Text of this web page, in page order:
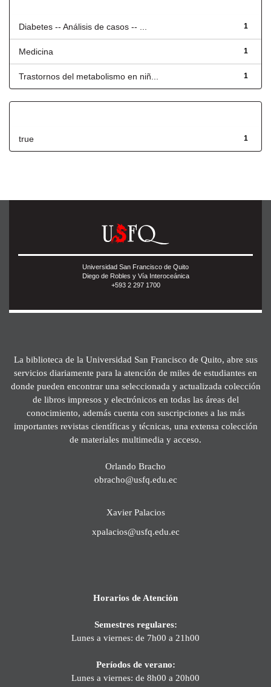
1
Diabetes -- Análisis de casos -- ...
1
Medicina
1
Trastornos del metabolismo en niñ...
1
true
Universidad San Francisco de Quito
Diego de Robles y Vía Interoceánica
+593 2 297 1700
La biblioteca de la Universidad San Francisco de Quito, abre sus
servicios diariamente para la atención de miles de estudiantes en
donde pueden encontrar una seleccionada y actualizada colección
de libros impresos y electrónicos en todas las áreas del
conocimiento, además cuenta con suscripciones a las más
importantes revistas científicas y técnicas, una extensa colección
de materiales multimedia y acceso.
Orlando Bracho
obracho@usfq.edu.ec
Xavier Palacios
xpalacios@usfq.edu.ec
Horarios de Atención
Semestres regulares:
Lunes a viernes: de 7h00 a 21h00
Períodos de verano:
Lunes a viernes: de 8h00 a 20h00